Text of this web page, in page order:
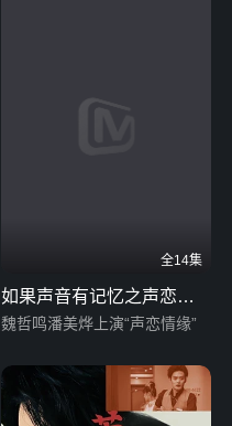
全14集
如果声音有记忆之声恋小
课堂
魏哲鸣潘美烨上演“声恋情缘”